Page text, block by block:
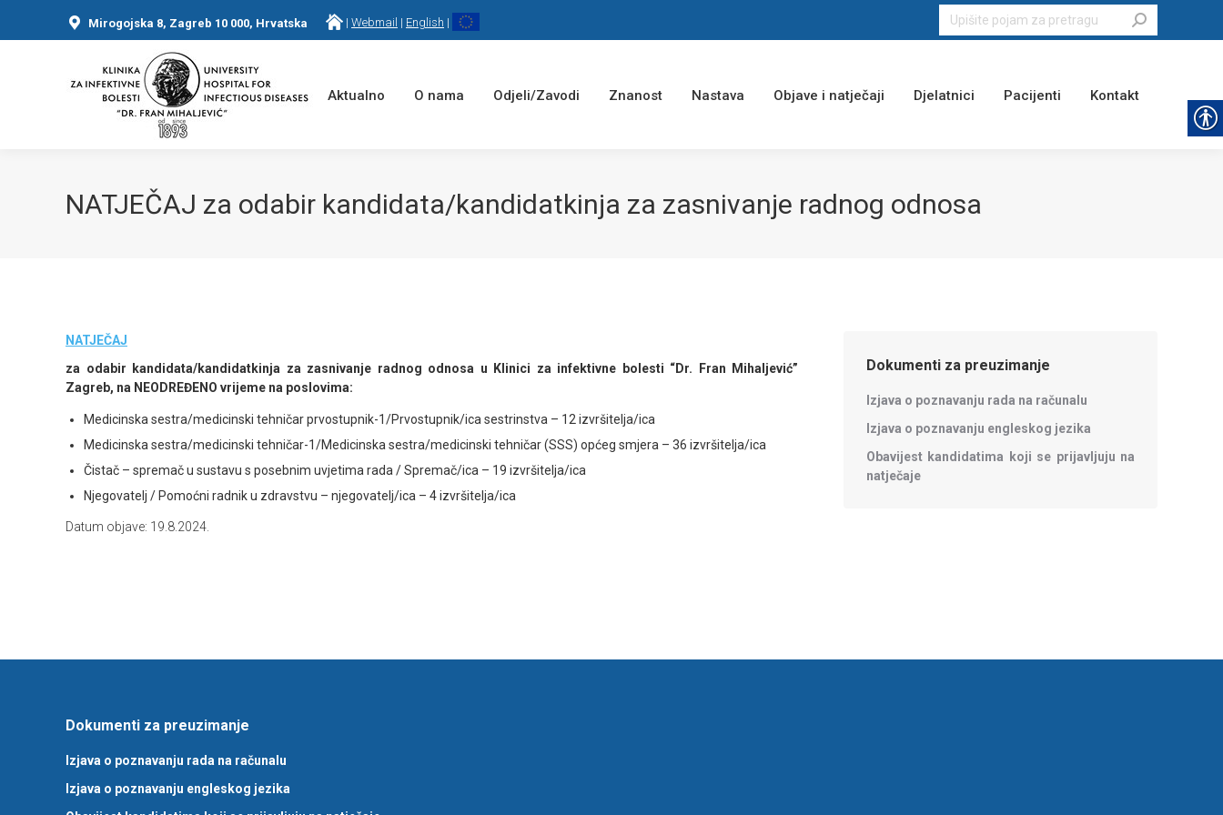
Mirogojska 8, Zagreb 10 000, Hrvatska | Webmail | English |
Search:
Aktualno O nama Odjeli/Zavodi Znanost Nastava Objave i natječaji Djelatnici Pacijenti Kontakt
NATJEČAJ za odabir kandidata/kandidatkinja za zasnivanje radnog odnosa
NATJEČAJ
za odabir kandidata/kandidatkinja za zasnivanje radnog odnosa u Klinici za infektivne bolesti “Dr. Fran Mihaljević”
Zagreb, na NEODREĐENO vrijeme na poslovima:
Medicinska sestra/medicinski tehničar prvostupnik-1/Prvostupnik/ica sestrinstva – 12 izvršitelja/ica
Medicinska sestra/medicinski tehničar-1/Medicinska sestra/medicinski tehničar (SSS) općeg smjera – 36 izvršitelja/ica
Čistač – spremač u sustavu s posebnim uvjetima rada / Spremač/ica – 19 izvršitelja/ica
Njegovatelj / Pomoćni radnik u zdravstvu – njegovatelj/ica – 4 izvršitelja/ica
Datum objave: 19.8.2024.
Dokumenti za preuzimanje
Izjava o poznavanju rada na računalu
Izjava o poznavanju engleskog jezika
Obavijest kandidatima koji se prijavljuju na
natječaje
Dokumenti za preuzimanje
Izjava o poznavanju rada na računalu
Izjava o poznavanju engleskog jezika